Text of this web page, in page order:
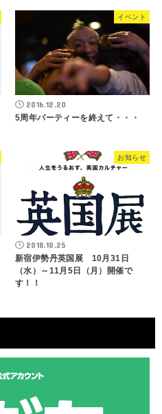
イベント
2016.12.20
5周年パーティーを終えて・・・
お知らせ
2018.10.25
新宿伊勢丹英国展 10月31日
（水）～11月5日（月）開催で
す！！